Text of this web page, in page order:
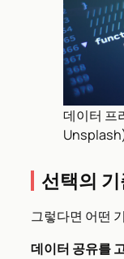
데이터 프
선택의
그렇다면 어떤
데이터 공유를